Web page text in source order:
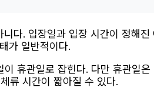
다. 입장일과 입장 시간이 정해
가 일반적이다.
휴관일로 잡힌다. 다만 휴관일
류 시간이 짧아질 수 있다.